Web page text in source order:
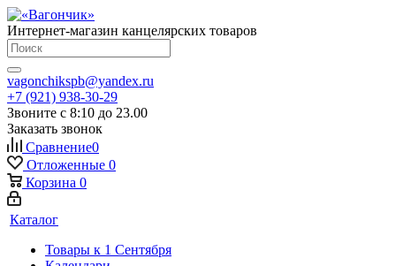
Интернет-магазин канцелярских товаров
vagonchikspb@yandex.ru
+7 (921) 938-30-29
Звоните с 8:10 до 23.00
Заказать звонок
Сравнение0
Отложенные 0
Корзина 0
Каталог
Товары к 1 Сентября